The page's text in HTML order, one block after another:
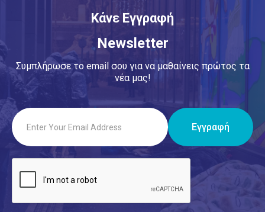
Κάνε Εγγραφή
Newsletter
Συμπλήρωσε το email σου για να μαθαίνεις πρώτος τα
νέα μας!